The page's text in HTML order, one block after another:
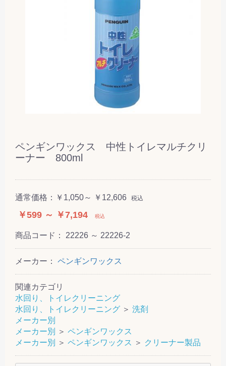
ペンギンワックス 中性トイレマルチクリ
ーナー 800ml
通常価格： ￥1,050～ ￥12,606 税込
￥599 ～ ￥7,194 税込
商品コード： 22226 ～ 22226-2
メーカー： ペンギンワックス
関連カテゴリ
水回り、トイレクリーニング
水回り、トイレクリーニング ＞ 洗剤
メーカー別
メーカー別
＞ ペンギンワックス
メーカー別
＞ ペンギンワックス ＞ クリーナー製品